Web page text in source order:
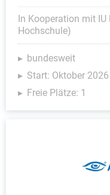
In Kooperation mit
Hochschule)
bundesweit
Start: Oktober 2026
Freie Plätze: 1